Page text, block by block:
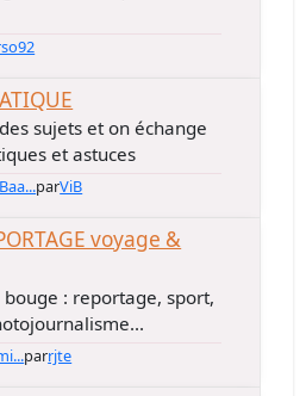
sujets et on échange
et astuces
parViB
voyage &
: reportage, sport,
parrjte